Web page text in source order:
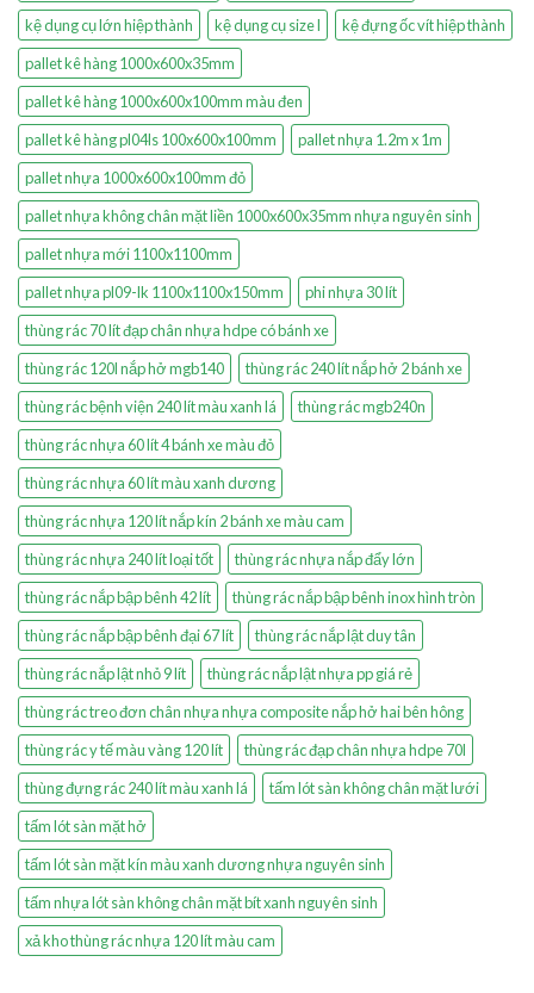
kệ dụng cụ lớn hiệp thành
kệ dụng cụ size l
kệ đựng ốc vít hiệp thành
pallet kê hàng 1000x600x35mm
pallet kê hàng 1000x600x100mm màu đen
pallet kê hàng pl04ls 100x600x100mm
pallet nhựa 1.2m x 1m
pallet nhựa 1000x600x100mm đỏ
pallet nhựa không chân mặt liền 1000x600x35mm nhựa nguyên sinh
pallet nhựa mới 1100x1100mm
pallet nhựa pl09-lk 1100x1100x150mm
phi nhựa 30 lít
thùng rác 70 lít đạp chân nhựa hdpe có bánh xe
thùng rác 120l nắp hở mgb140
thùng rác 240 lít nắp hở 2 bánh xe
thùng rác bệnh viện 240 lít màu xanh lá
thùng rác mgb240n
thùng rác nhựa 60 lít 4 bánh xe màu đỏ
thùng rác nhựa 60 lít màu xanh dương
thùng rác nhựa 120 lít nắp kín 2 bánh xe màu cam
thùng rác nhựa 240 lít loại tốt
thùng rác nhựa nắp đẩy lớn
thùng rác nắp bập bênh 42 lít
thùng rác nắp bập bênh inox hình tròn
thùng rác nắp bập bênh đại 67 lít
thùng rác nắp lật duy tân
thùng rác nắp lật nhỏ 9 lít
thùng rác nắp lật nhựa pp giá rẻ
thùng rác treo đơn chân nhựa nhựa composite nắp hở hai bên hông
thùng rác y tế màu vàng 120 lít
thùng rác đạp chân nhựa hdpe 70l
thùng đựng rác 240 lít màu xanh lá
tấm lót sàn không chân mặt lưới
tấm lót sàn mặt hở
tấm lót sàn mặt kín màu xanh dương nhựa nguyên sinh
tấm nhựa lót sàn không chân mặt bít xanh nguyên sinh
xả kho thùng rác nhựa 120 lít màu cam